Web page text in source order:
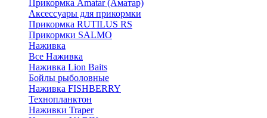
Прикормка Amatar (Аматар)
Аксессуары для прикормки
Прикормка RUTILUS RS
Прикормки SALMO
Наживка
Все Наживка
Наживка Lion Baits
Бойлы рыболовные
Наживка FISHBERRY
Технопланктон
Наживки Traper